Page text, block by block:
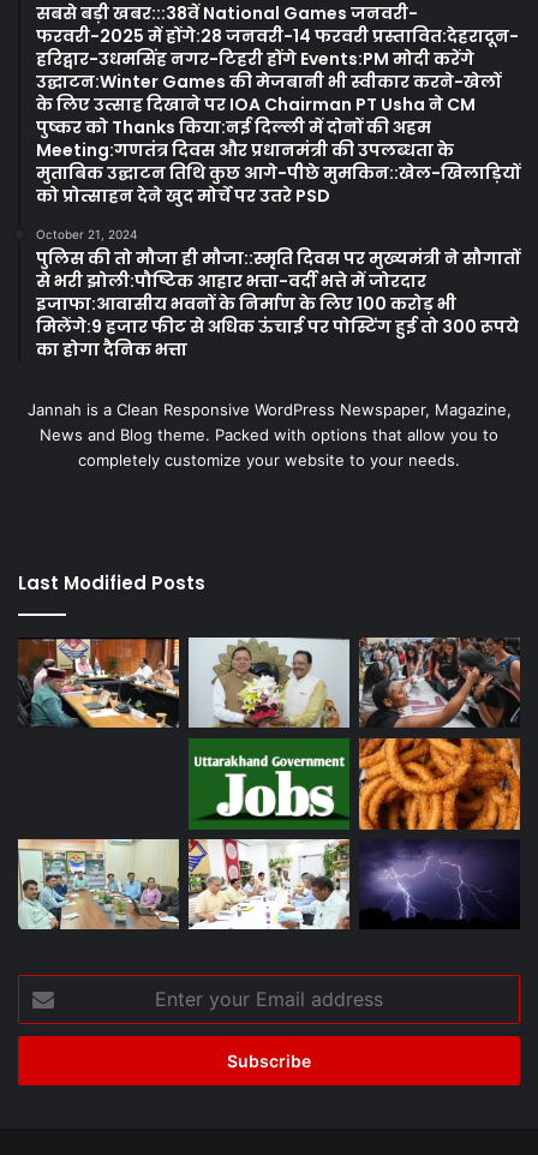
सबसे बड़ी खबर:::38वें National Games जनवरी-
फरवरी-2025 में होंगे:28 जनवरी-14 फरवरी प्रस्तावित:देहरादून-
हरिद्वार-उधमसिंह नगर-टिहरी होंगे Events:PM मोदी करेंगे
उद्घाटन:Winter Games की मेजबानी भी स्वीकार करने-खेलों
के लिए उत्साह दिखाने पर IOA Chairman PT Usha ने CM
पुष्कर को Thanks किया:नई दिल्ली में दोनों की अहम
Meeting:गणतंत्र दिवस और प्रधानमंत्री की उपलब्धता के
मुताबिक उद्घाटन तिथि कुछ आगे-पीछे मुमकिन::खेल-खिलाड़ियों
को प्रोत्साहन देने खुद मोर्चे पर उतरे PSD
October 21, 2024
पुलिस की तो मौजा ही मौजा::स्मृति दिवस पर मुख्यमंत्री ने सौगातों
से भरी झोली:पौष्टिक आहार भत्ता-वर्दी भत्ते में जोरदार
इजाफा:आवासीय भवनों के निर्माण के लिए 100 करोड़ भी
मिलेंगे:9 हजार फीट से अधिक ऊंचाई पर पोस्टिंग हुई तो 300 रूपये
का होगा दैनिक भत्ता
Jannah is a Clean Responsive WordPress Newspaper, Magazine,
News and Blog theme. Packed with options that allow you to
completely customize your website to your needs.
Last Modified Posts
your
Email